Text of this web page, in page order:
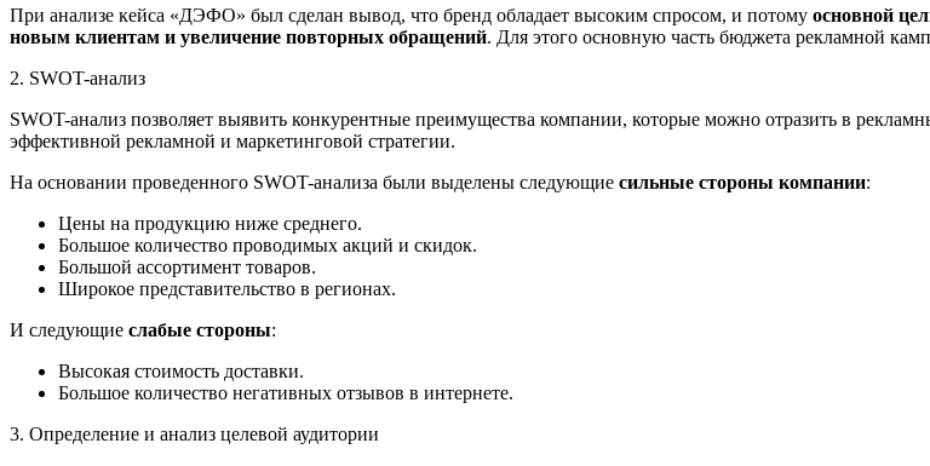
При анализе кейса «ДЭФО» был сделан вывод, что бренд обладает высоким спросом, и потому основной
новым клиентам и увеличение повторных обращений. Для этого основную часть бюджета рекламной
2. SWOT-анализ
SWOT-анализ позволяет выявить конкурентные преимущества компании, которые можно отразить в
эффективной рекламной и маркетинговой стратегии.
На основании проведенного SWOT-анализа были выделены следующие сильные стороны компании:
Цены на продукцию ниже среднего.
Большое количество проводимых акций и скидок.
Большой ассортимент товаров.
Широкое представительство в регионах.
И следующие слабые стороны:
Высокая стоимость доставки.
Большое количество негативных отзывов в интернете.
3. Определение и анализ целевой аудитории